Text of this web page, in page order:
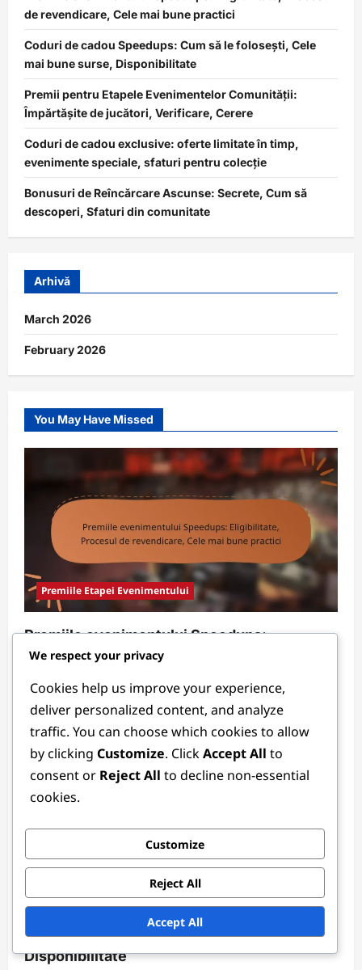
de revendicare, Cele mai bune practici
Coduri de cadou Speedups: Cum să le folosești, Cele
mai bune surse, Disponibilitate
Premii pentru Etapele Evenimentelor Comunității:
Împărtășite de jucători, Verificare, Cerere
Coduri de cadou exclusive: oferte limitate în timp,
evenimente speciale, sfaturi pentru colecție
Bonusuri de Reîncărcare Ascunse: Secrete, Cum să
descoperi, Sfaturi din comunitate
Arhivă
March 2026
February 2026
You May Have Missed
Premiile Etapei Evenimentului
Premiile evenimentului Speedups:
Eligibilitate, Procesul de revendicare, Cele
mai bune practici
Lila Montgomery 3 months ago
Coduri cadou
Coduri de cadou Speedups: Cum să le
folosești, Cele mai bune surse,
Disponibilitate
We respect your privacy
Cookies help us improve your experience,
deliver personalized content, and analyze
traffic. You can choose which cookies to allow
by clicking Customize. ClickAccept All to
consent or Reject All to decline non-essential
cookies.
Customize
Reject All
Accept All